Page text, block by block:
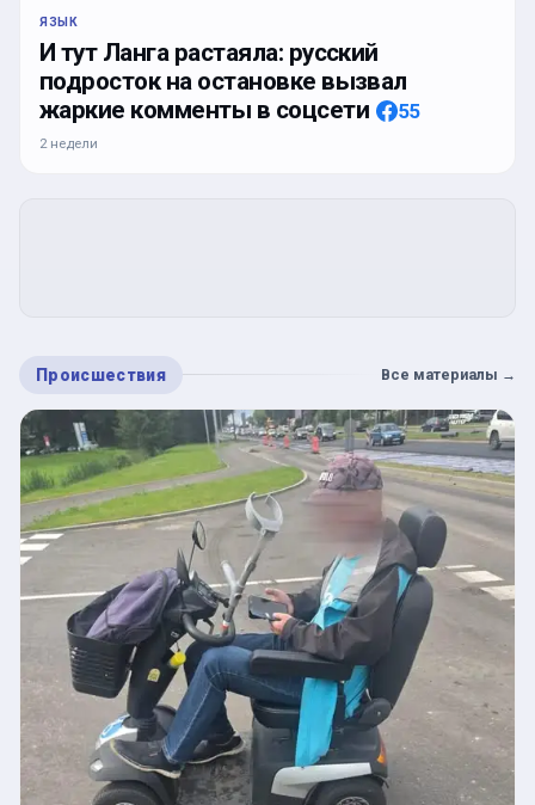
ЯЗЫК
И тут Ланга растаяла: русский
подросток на остановке вызвал
жаркие комменты в соцсети
55
2 недели
Происшествия Все материалы →